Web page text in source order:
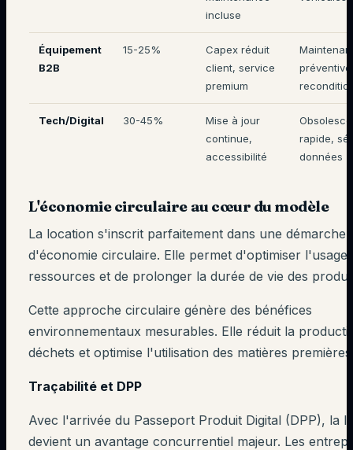
incluse
Équipement
B2B
15-25%
Capex réduit
client, service
premium
Tech/Digital 30-45%
Mise à jour
continue,
accessibilité
rapide,
données
L'économie circulaire au cœur du modèle
La location s'inscrit parfaitement dans une démarche
d'économie circulaire. Elle permet d'optimiser l'usage
ressources et de prolonger la durée de vie des
Cette approche circulaire génère des bénéfices
environnementaux mesurables. Elle réduit la
déchets et optimise l'utilisation des matières
Traçabilité et DPP
Avec l'arrivée du Passeport Produit Digital (DPP), la
devient un avantage concurrentiel majeur. Les